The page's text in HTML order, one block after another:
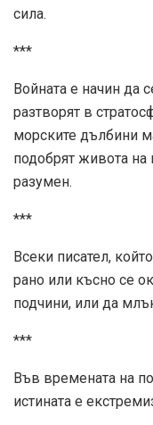
сила.
***
Войната е начин да
разтворят в
морските дълбини
подобрят живота на
разумен.
***
Всеки писател,
рано или късно се
подчини, или да
***
Във времената на
истината е